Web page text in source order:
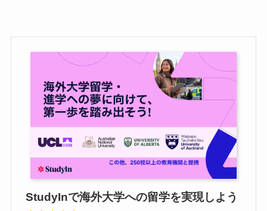
StudyInで海外大学への留学を実現しよう